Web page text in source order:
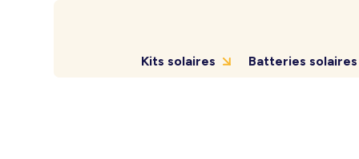
Kits solaires Batteries solaires